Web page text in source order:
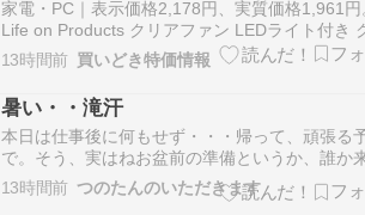
USB充電式 ハンディ 携帯扇風機 扇風
持ち扇風機 小型扇風機 熱中症対策 ミ
わいい 光る おしゃれ 小さい 首かけ 首
LEDライト付き ］
家電・PC｜表示価格2,178円、実質価格1,961円
Life on Products クリアファン LEDライト付き
ア素材と7色のLEDで 涼を演出するハンディ扇
『 Life on Products クリアファン LEDライト付
は... レビュー4.38・送料…
13時間前 買いどき特価情報
暑い・・滝汗
本日は仕事後に何もせず・・・帰って、頑張る
で。そう、実はねお盆前の準備というか、誰か
もいいように掃除。確実にお寺さんがきはるの
で・・（なぜ関西弁？）毎年 拝みに来られます
13時間前 つのたんのいただきます